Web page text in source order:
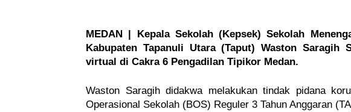
MEDAN | Kepala Sekolah (Kepsek) Sekolah
Kabupaten Tapanuli Utara (Taput) Waston Saragih
virtual di Cakra 6 Pengadilan Tipikor Medan.
Waston Saragih didakwa melakukan tindak pidana
Operasional Sekolah (BOS) Reguler 3 Tahun Anggaran